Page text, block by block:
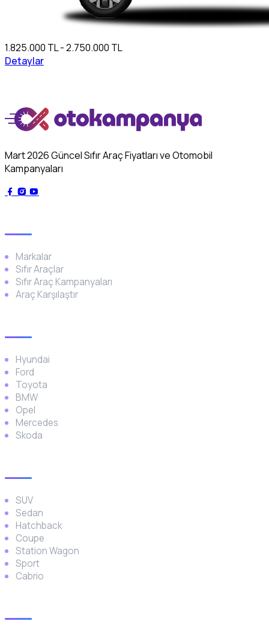
1.825.000 TL - 2.750.000 TL
Detaylar
Mart 2026 Güncel Sıfır Araç Fiyatları ve Otomobil
Kampanyaları
Markalar
Sıfır Araçlar
Sıfır Araç Kampanyaları
Araç Karşılaştır
Hyundai
Ford
Toyota
BMW
Opel
Mercedes
Skoda
SUV
Sedan
Hatchback
Coupe
Station Wagon
Sport
Cabrio